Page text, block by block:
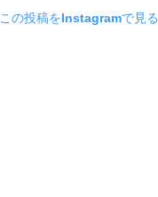
この投稿をInstagramで見る